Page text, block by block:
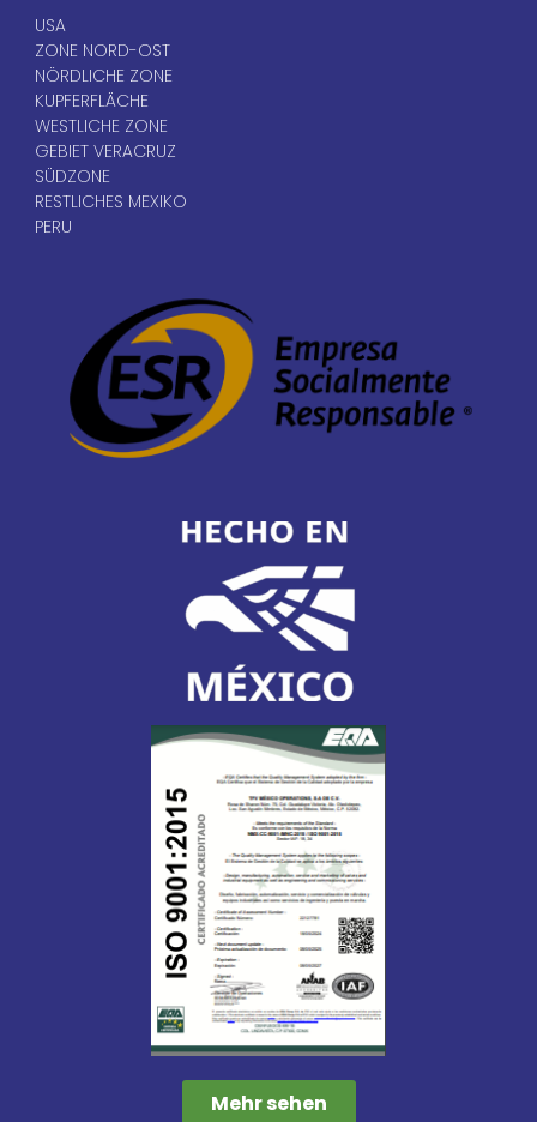
USA
ZONE NORD-OST
NÖRDLICHE ZONE
KUPFERFLÄCHE
WESTLICHE ZONE
GEBIET VERACRUZ
SÜDZONE
RESTLICHES MEXIKO
PERU
Mehr sehen